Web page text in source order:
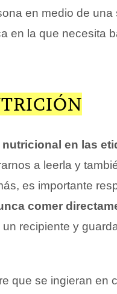
en medio de una
en la que necesita
nutricional en las
a leerla y
es importante
comer
recipiente y
que se ingieran en